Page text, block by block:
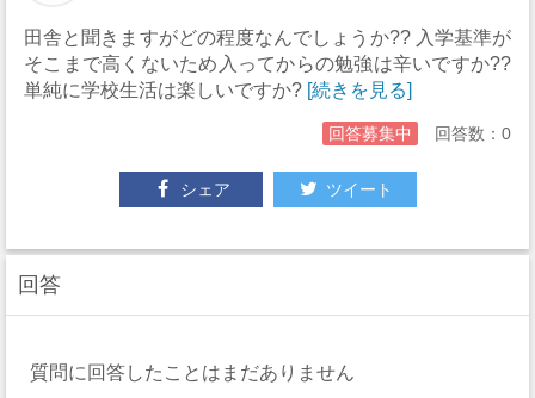
田舎と聞きますがどの程度なんでしょうか?? 入学基準が
そこまで高くないため入ってからの勉強は辛いですか??
単純に学校生活は楽しいですか? [続きを見る]
回答募集中 回答数：0
シェア ツイート
回答
質問に回答したことはまだありません